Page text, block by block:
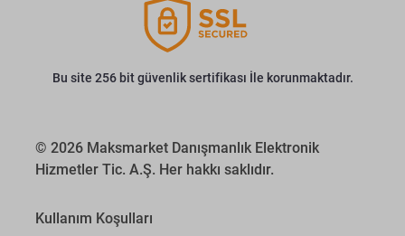
Bu site 256 bit güvenlik sertifikası İle korunmaktadır.
© 2026 Maksmarket Danışmanlık Elektronik
Hizmetler Tic. A.Ş. Her hakkı saklıdır.
Kullanım Koşulları